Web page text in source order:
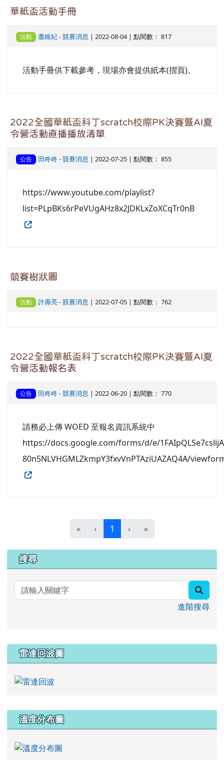
華紙盃活動手冊
活動 蕭維紀-競賽消息 | 2022-08-04 | 點閱數： 817
活動手冊供下載參考，現場亦會提供紙本(摺頁)。
2022全國華紙盃科丁scratch校際PK決賽暨AI夏
令營活動直播播放清單
公告 田咚咚-競賽消息 | 2022-07-25 | 點閱數： 855
https://www.youtube.com/playlist?
list=PLpBKs6rPeVUgAHz8x2JDKLxZoXCqTr0nB
競賽樹狀圖
活動 許壽亮-競賽消息 | 2022-07-05 | 點閱數： 762
2022全國華紙盃科丁scratch校際PK決賽暨AI夏
令營活動報名表
公告 田咚咚-競賽消息 | 2022-06-20 | 點閱數： 770
請務必上傳 WOED 至報名資訊系統中
https://docs.google.com/forms/d/e/
80n5NLVHGMLZkmpY3fxvVnPTAziUAZAQ4A/
« ‹ 1 (目前頁次)
› »
右邊區域內容
搜尋
進階搜尋
雷達回波圖
溫度分布圖